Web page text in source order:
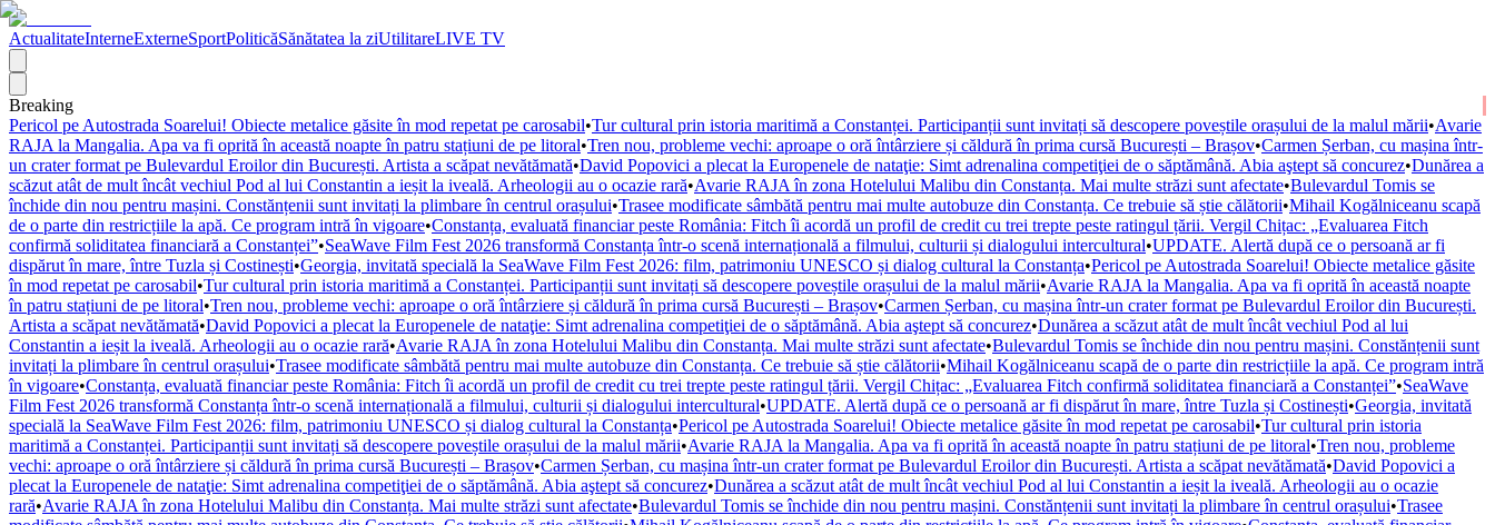
ActualitateInterneExterneSportPoliticăSănătatea la ziUtilitareLIVE TV
Breaking
Pericol pe Autostrada Soarelui! Obiecte metalice găsite în mod repetat pe carosabil•Tur cultural prin istoria maritimă a Constanței. Participanții sunt invitați să descopere poveștile orașului de la malul mării•Avarie
RAJA la Mangalia. Apa va fi oprită în această noapte în patru stațiuni de pe litoral•Tren nou, probleme vechi: aproape o oră întârziere și căldură în prima cursă București – Brașov•Carmen Șerban, cu mașina într-
un crater format pe Bulevardul Eroilor din București. Artista a scăpat nevătămată•David Popovici a plecat la Europenele de nataţie: Simt adrenalina competiţiei de o săptămână. Abia aştept să concurez•Dunărea a
scăzut atât de mult încât vechiul Pod al lui Constantin a ieșit la iveală. Arheologii au o ocazie rară•Avarie RAJA în zona Hotelului Malibu din Constanța. Mai multe străzi sunt afectate•Bulevardul Tomis se
închide din nou pentru mașini. Constănțenii sunt invitați la plimbare în centrul orașului•Trasee modificate sâmbătă pentru mai multe autobuze din Constanța. Ce trebuie să știe călătorii•Mihail Kogălniceanu scapă
de o parte din restricțiile la apă. Ce program intră în vigoare•Constanța, evaluată financiar peste România: Fitch îi acordă un profil de credit cu trei trepte peste ratingul țării. Vergil Chițac: „Evaluarea Fitch
confirmă soliditatea financiară a Constanței”•SeaWave Film Fest 2026 transformă Constanța într-o scenă internațională a filmului, culturii și dialogului intercultural•UPDATE. Alertă după ce o persoană ar fi
dispărut în mare, între Tuzla și Costinești•Georgia, invitată specială la SeaWave Film Fest 2026: film, patrimoniu UNESCO și dialog cultural la Constanța•Pericol pe Autostrada Soarelui! Obiecte metalice găsite
în mod repetat pe carosabil•Tur cultural prin istoria maritimă a Constanței. Participanții sunt invitați să descopere poveștile orașului de la malul mării•Avarie RAJA la Mangalia. Apa va fi oprită în această noapte
în patru stațiuni de pe litoral•Tren nou, probleme vechi: aproape o oră întârziere și căldură în prima cursă București – Brașov•Carmen Șerban, cu mașina într-un crater format pe Bulevardul Eroilor din București.
Artista a scăpat nevătămată•David Popovici a plecat la Europenele de nataţie: Simt adrenalina competiţiei de o săptămână. Abia aştept să concurez•Dunărea a scăzut atât de mult încât vechiul Pod al lui
Constantin a ieșit la iveală. Arheologii au o ocazie rară•Avarie RAJA în zona Hotelului Malibu din Constanța. Mai multe străzi sunt afectate•Bulevardul Tomis se închide din nou pentru mașini. Constănțenii sunt
invitați la plimbare în centrul orașului•Trasee modificate sâmbătă pentru mai multe autobuze din Constanța. Ce trebuie să știe călătorii•Mihail Kogălniceanu scapă de o parte din restricțiile la apă. Ce program intră
în vigoare•Constanța, evaluată financiar peste România: Fitch îi acordă un profil de credit cu trei trepte peste ratingul țării. Vergil Chițac: „Evaluarea Fitch confirmă soliditatea financiară a Constanței”•SeaWave
Film Fest 2026 transformă Constanța într-o scenă internațională a filmului, culturii și dialogului intercultural•UPDATE. Alertă după ce o persoană ar fi dispărut în mare, între Tuzla și Costinești•Georgia, invitată
specială la SeaWave Film Fest 2026: film, patrimoniu UNESCO și dialog cultural la Constanța•Pericol pe Autostrada Soarelui! Obiecte metalice găsite în mod repetat pe carosabil•Tur cultural prin istoria
maritimă a Constanței. Participanții sunt invitați să descopere poveștile orașului de la malul mării•Avarie RAJA la Mangalia. Apa va fi oprită în această noapte în patru stațiuni de pe litoral•Tren nou, probleme
vechi: aproape o oră întârziere și căldură în prima cursă București – Brașov•Carmen Șerban, cu mașina într-un crater format pe Bulevardul Eroilor din București. Artista a scăpat nevătămată•David Popovici a
plecat la Europenele de nataţie: Simt adrenalina competiţiei de o săptămână. Abia aştept să concurez•Dunărea a scăzut atât de mult încât vechiul Pod al lui Constantin a ieșit la iveală. Arheologii au o ocazie
rară•Avarie RAJA în zona Hotelului Malibu din Constanța. Mai multe străzi sunt afectate•Bulevardul Tomis se închide din nou pentru mașini. Constănțenii sunt invitați la plimbare în centrul orașului•Trasee